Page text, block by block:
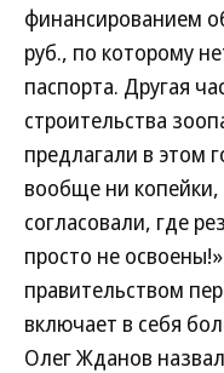
финансированием
руб., по которому
паспорта. Другая
строительства
предлагали в этом
вообще ни
согласовали, где
просто не
правительством
включает в себя
Олег Жданов